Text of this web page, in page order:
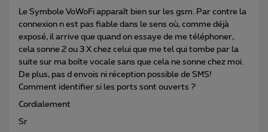
Le Symbole VoWoFi apparaît bien sur les gsm. Par contre la
connexion n est pas fiable dans le sens où, comme déjà
exposé, il arrive que quand on essaye de me téléphoner,
cela sonne 2 ou 3 X chez celui que me tel qui tombe par la
suite sur ma boîte vocale sans que cela ne sonne chez moi.
De plus, pas d envois ni réception possible de SMS!
Comment identifier si les ports sont ouverts ?
Cordialement
Sr